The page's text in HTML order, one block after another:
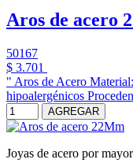
Aros de acero
50167
$ 3.701
" Aros de Acero
hipoalergénicos
AGREGAR
Joyas de acero por mayor